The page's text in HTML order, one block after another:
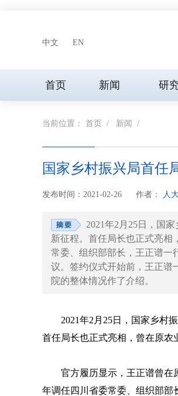
中文 EN
首页 新闻 研
当前位置： 首页 / 新闻 /
国家乡村振兴局首任
发布时间：2021-02-26 作者： 人
2021年2月25日，国
新征程。首任局长也正式亮相
常委、组织部部长，王正谱一
议。签约仪式开始前，王正谱
院的整体情况作了介绍。
2021年2月25日，国家乡村
首任局长也正式亮相，曾在原农
官方履历显示，王正谱曾在
年调任四川省委常委、组织部部